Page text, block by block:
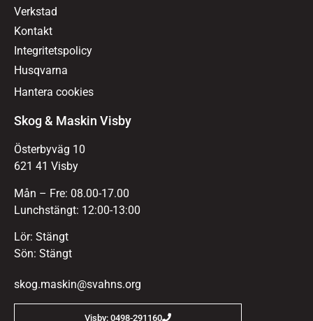
Verkstad
Kontakt
Integritetspolicy
Husqvarna
Hantera cookies
Skog & Maskin Visby
Österbyväg 10
621 41 Visby
Mån – Fre: 08.00-17.00
Lunchstängt: 12:00-13:00
Lör: Stängt
Sön: Stängt
skog.maskin@svahns.org
Visby: 0498-291160